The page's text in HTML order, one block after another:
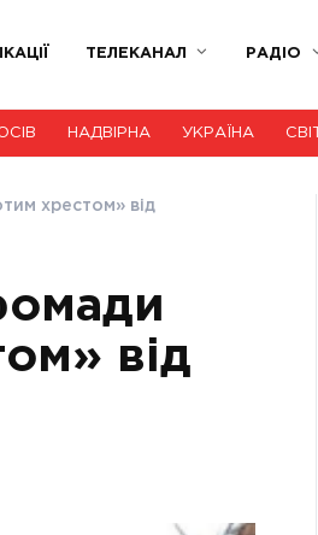
ТЕЛЕКАНАЛ РАДІО
НАДВІРНА УКРАЇНА СВІТ
хрестом» від
від